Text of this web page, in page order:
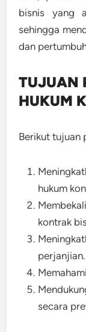
bisnis yang
sehingga
dan
TUJUAN
HUKUM
Berikut tujuan
hukum
kontrak
perjanjian.
secara